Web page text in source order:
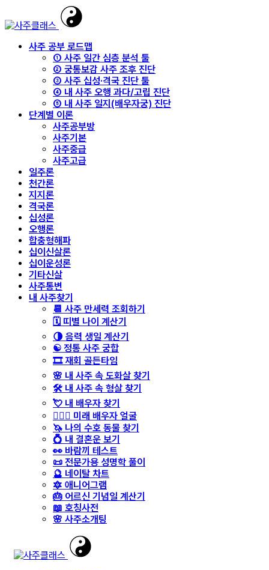
사주 공부 로드맵
① 사주 일간 심층 분석 툴
② 궁통보감 사주 조후 진단
③ 사주 십성·격국 진단 툴
④ 내 사주 오행 과다/고립 진단
⑤ 내 사주 일지(배우자궁) 진단
단계별 이론
사주공부방
사주기본
사주중급
사주고급
일주론
천간론
지지론
격국론
십성론
오행론
합충형해파
십이신살론
십이운성론
기타신살
사주통변
내 사주찾기
📆 사주 만세력 조회하기
🗓️ 띠별 나이 계산기
🌗 음력 생일 계산기
☯️ 정통 사주 궁합
🎞️ 재회 골든타임
🌸 내 사주 속 도화살 찾기
🛠️ 내 사주 속 형살 찾기
💘 내 배우자 찾기
👩‍❤️‍👨 미래 배우자 얼굴
🦄 나의 수호 동물 찾기
💍 내 결혼운 보기
👀 바람끼 테스트
📜 전문가용 성명학 풀이
🔮 네이탈 차트
🔯 애니어그램
🎂 어르신 기념일 계산기
📖 호칭사전
🌸 사주소개팅